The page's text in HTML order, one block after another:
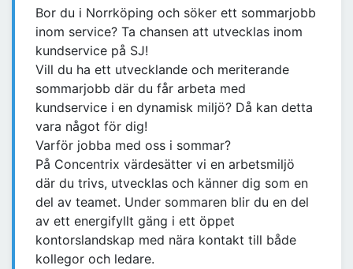
Bor du i Norrköping och söker ett sommarjobb
inom service? Ta chansen att utvecklas inom
kundservice på SJ!
Vill du ha ett utvecklande och meriterande
sommarjobb där du får arbeta med
kundservice i en dynamisk miljö? Då kan detta
vara något för dig!
Varför jobba med oss i sommar?
På Concentrix värdesätter vi en arbetsmiljö
där du trivs, utvecklas och känner dig som en
del av teamet. Under sommaren blir du en del
av ett energifyllt gäng i ett öppet
kontorslandskap med nära kontakt till både
kollegor och ledare.